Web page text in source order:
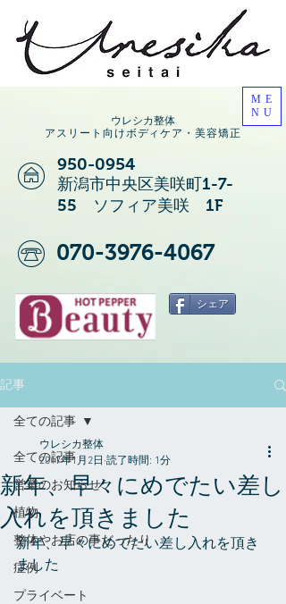
ウレシカ整体
アスリート向けボディケア・美容矯正
ME
NU
950-0954
新潟市中央区美咲町1-7-
55 ソフィア美咲 1F
070-3976-4067
シェア
記事
全ての記事
営業のお知らせ
植物
整体やお店の事だったり
症例
プライベート
全ての記事
新年、早々にめでたい差し
入れを頂きました
ウレシカ整体
2017年1月2日 読了時間: 1分
新年、早々にめでたい差し入れを頂き
ました